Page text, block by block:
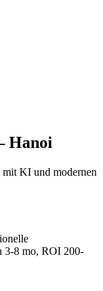
Hanoi
mit KI und modernen
3-8 mo, ROI 200-